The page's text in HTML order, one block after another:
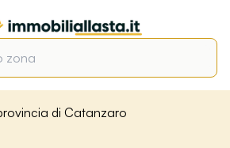
di Catanzaro